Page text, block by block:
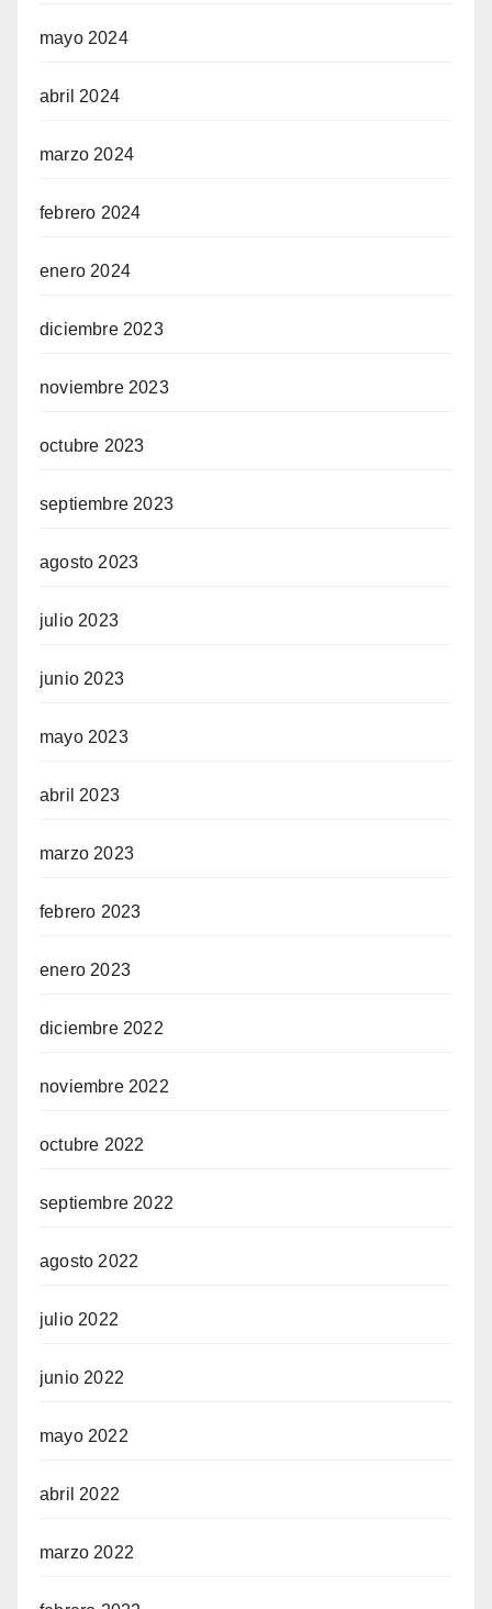
mayo 2024
abril 2024
marzo 2024
febrero 2024
enero 2024
diciembre 2023
noviembre 2023
octubre 2023
septiembre 2023
agosto 2023
julio 2023
junio 2023
mayo 2023
abril 2023
marzo 2023
febrero 2023
enero 2023
diciembre 2022
noviembre 2022
octubre 2022
septiembre 2022
agosto 2022
julio 2022
junio 2022
mayo 2022
abril 2022
marzo 2022